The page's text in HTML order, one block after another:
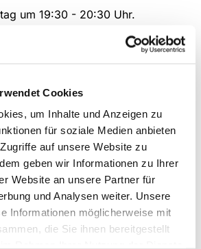
Cookies
um Inhalte und Anzeigen zu
für soziale Medien anbieten
auf unsere Website zu
geben wir Informationen zu Ihrer
Website an unsere Partner für
und Analysen weiter. Unsere
Informationen möglicherweise mit
die Sie ihnen bereitgestellt
um 19:30 - 20:30 Uhr.
von einer Fachkraft betreut.